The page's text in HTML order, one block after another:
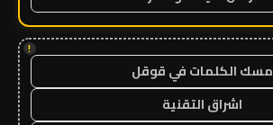
!
مسك الكلمات في قوقل
اشراق التقنية